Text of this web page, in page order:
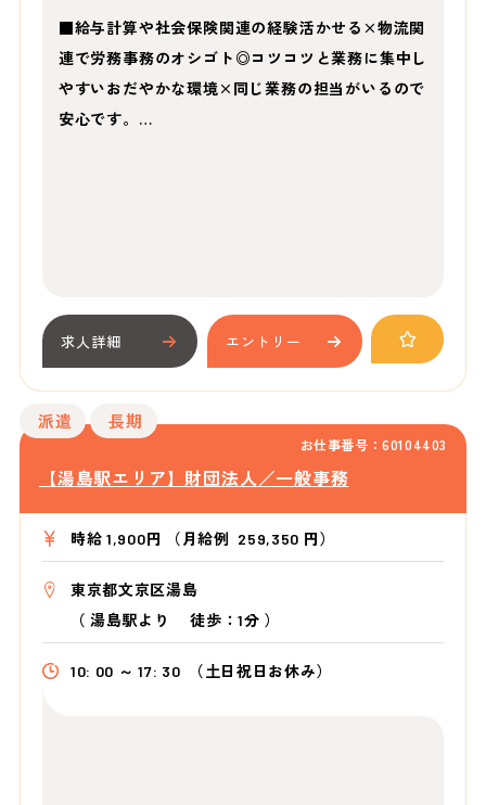
■給与計算や社会保険関連の経験活かせる×物流関
連で労務事務のオシゴト◎コツコツと業務に集中し
やすいおだやかな環境×同じ業務の担当がいるので
安心です。…
求人詳細 エントリー
お仕事番号：60104403
派遣 長期
【湯島駅エリア】財団法人／一般事務
時給 1,900円 （月給例 259,350 円）
東京都文京区湯島
（湯島駅より徒歩：1分 ）
10: 00 ～ 17: 30 （土日祝日お休み）